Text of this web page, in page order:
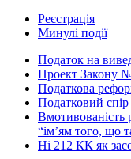
Реєстрація
Минулі події
Податок на
Проект Закону
Податкова
Податковий
Вмотивованість
“ім’ям того, що
Ні 212 КК як